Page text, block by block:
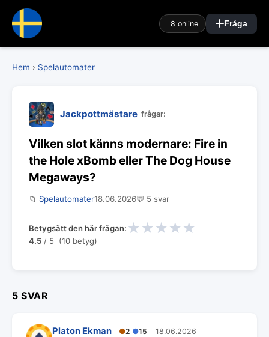
8 online Fråga
Hem › Spelautomater
Jackpottmästare frågar:
Vilken slot känns modernare: Fire in
the Hole xBomb eller The Dog House
Megaways?
📁 Spelautomater18.06.2026💬 5 svar
Betygsätt den här frågan: ★ ★ ★ ★ ★
4.5 / 5 (10 betyg)
5 SVAR
Platon Ekman ●2 ●15 18.06.2026